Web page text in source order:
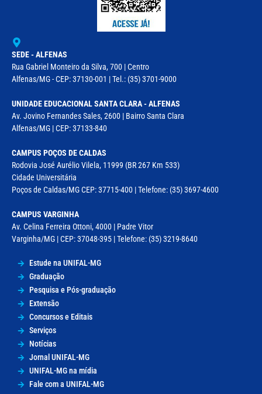
SEDE - ALFENAS
Rua Gabriel Monteiro da Silva, 700 | Centro
Alfenas/MG - CEP: 37130-001 | Tel.: (35) 3701-9000
UNIDADE EDUCACIONAL SANTA CLARA - ALFENAS
Av. Jovino Fernandes Sales, 2600 | Bairro Santa Clara
Alfenas/MG | CEP: 37133-840
CAMPUS POÇOS DE CALDAS
Rodovia José Aurélio Vilela, 11999 (BR 267 Km 533)
Cidade Universitária
Poços de Caldas/MG CEP: 37715-400 | Telefone: (35) 3697-4600
CAMPUS VARGINHA
Av. Celina Ferreira Ottoni, 4000 | Padre Vitor
Varginha/MG | CEP: 37048-395 | Telefone: (35) 3219-8640
Estude na UNIFAL-MG
Graduação
Pesquisa e Pós-graduação
Extensão
Concursos e Editais
Serviços
Notícias
Jornal UNIFAL-MG
UNIFAL-MG na mídia
Fale com a UNIFAL-MG